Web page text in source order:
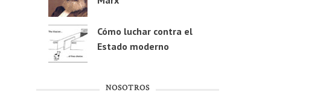
Cómo luchar contra el
Estado moderno
NOSOTROS